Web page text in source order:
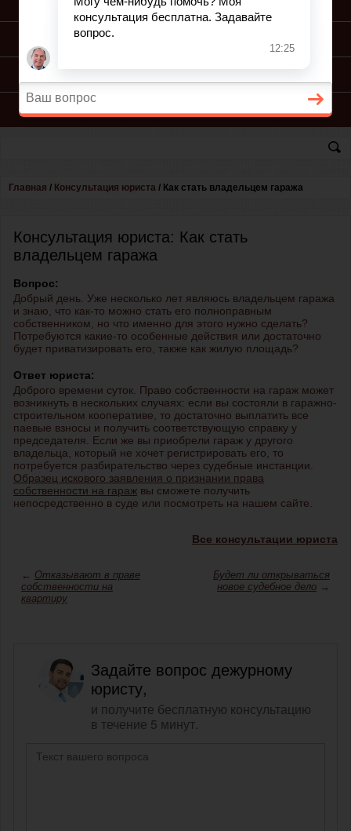
ПОДГОТОВКА ИСКА
КОНСУЛЬТАЦИЯ ЮРИСТА
Главная / Консультация юриста / Как стать владельцем гаража
Консультация юриста: Как стать
владельцем гаража
Вопрос:
Добрый день. Уже несколько лет являюсь владельцем гаража
и знаю, что как-то можно стать его полноправным
собственником, но что именно для этого нужно сделать?
Потребуются какие-то особенные действия или достаточно
будет приватизировать его, также как жилую площадь?
Ответ юриста:
Доброго времени суток. Право собственности на гараж может
возникнуть в нескольких случаях: если вы состояли в гаражно-
строительном кооперативе, то достаточно выплатить все
паевые взносы и получить соответствующую справку у
председателя. Если же вы приобрели гараж у другого
владельца, который не хочет регистрировать его, то
потребуется разбирательство через судебные инстанции.
Образец искового заявления о признании права
собственности на гараж вы сможете получить
непосредственно в суде или посмотреть на нашем сайте.
Все консультации юриста
← Отказывают в праве
собственности на
квартиру
Будет ли открываться
новое судебное дело →
Задайте вопрос дежурному
юристу,
и получите бесплатную консультацию
в течение 5 минут.